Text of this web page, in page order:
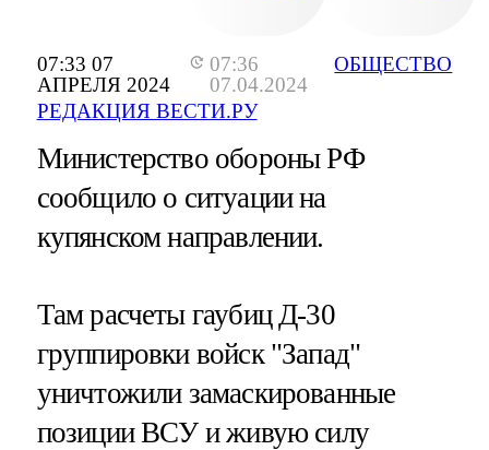
07:33 07
АПРЕЛЯ 2024
07:36
07.04.2024
РЕДАКЦИЯ ВЕСТИ.РУ
ОБЩЕСТВО
Министерство обороны РФ
сообщило о ситуации на
купянском направлении.
Там расчеты гаубиц Д-30
группировки войск "Запад"
уничтожили замаскированные
позиции ВСУ и живую силу